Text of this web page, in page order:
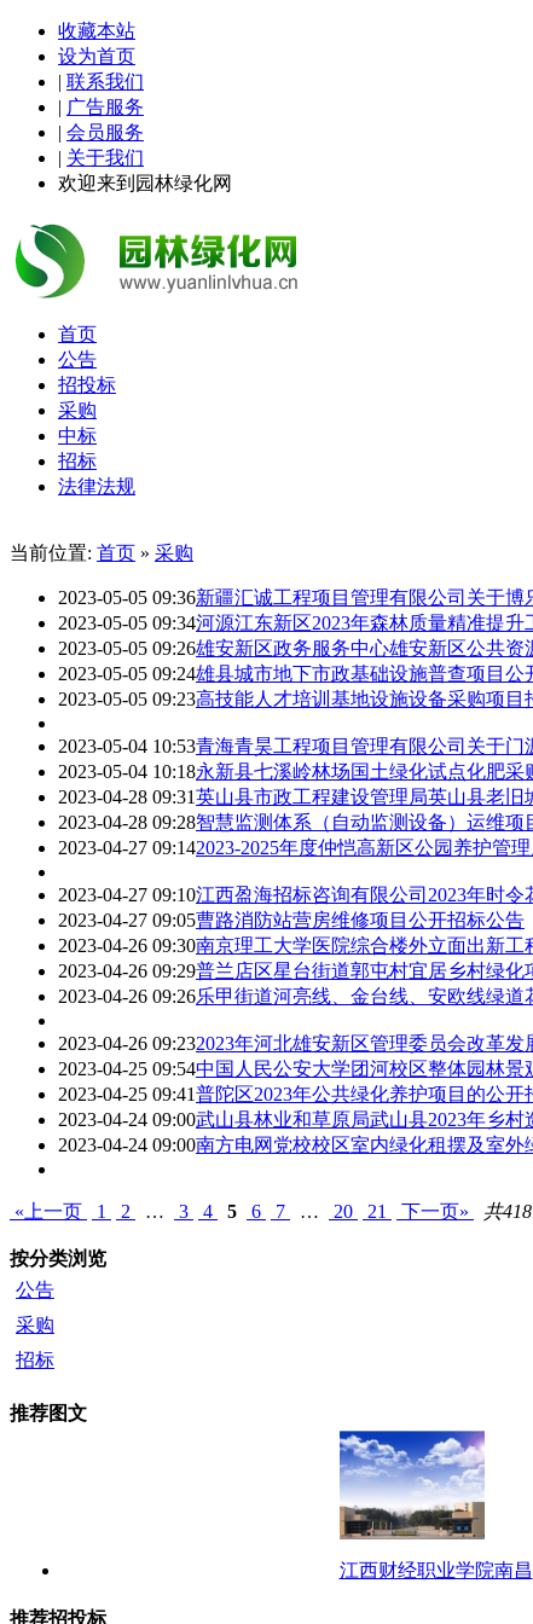
收藏本站
设为首页
| 联系我们
| 广告服务
| 会员服务
| 关于我们
欢迎来到园林绿化网
首页
公告
招投标
采购
中标
招标
法律法规
当前位置: 首页 » 采购
2023-05-05 09:36新疆汇诚工程项目管理有限公司关于
2023-05-05 09:34河源江东新区2023年森林质量精准提
2023-05-05 09:26雄安新区政务服务中心雄安新区公共
2023-05-05 09:24雄县城市地下市政基础设施普查项目公
2023-05-05 09:23高技能人才培训基地设施设备采购项目
2023-05-04 10:53青海青昊工程项目管理有限公司关于
2023-05-04 10:18永新县七溪岭林场国土绿化试点化肥采
2023-04-28 09:31英山县市政工程建设管理局英山县老
2023-04-28 09:28智慧监测体系（自动监测设备）运维项
2023-04-27 09:142023-2025年度仲恺高新区公园养护管
2023-04-27 09:10江西盈海招标咨询有限公司2023年时
2023-04-27 09:05曹路消防站营房维修项目公开招标公告
2023-04-26 09:30南京理工大学医院综合楼外立面出新工
2023-04-26 09:29普兰店区星台街道郭屯村宜居乡村绿化
2023-04-26 09:26乐甲街道河亮线、金台线、安欧线绿道
2023-04-26 09:232023年河北雄安新区管理委员会改革
2023-04-25 09:54中国人民公安大学团河校区整体园林
2023-04-25 09:41普陀区2023年公共绿化养护项目的公开
2023-04-24 09:00武山县林业和草原局武山县2023年乡
2023-04-24 09:00南方电网党校校区室内绿化租摆及室外
«上一页 1 2 … 3 4 5 6 7 … 20 21 下一页» 共
按分类浏览
公告
采购
招标
推荐图文
江西财经职业学院南昌
推荐招投标